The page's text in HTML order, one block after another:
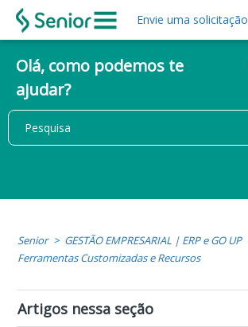
Envie uma solicitação
Olá, como podemos te
ajudar?
Senior GESTÃO EMPRESARIAL | ERP e GO UP
Ferramentas Customizadas e Recursos
Artigos nessa seção